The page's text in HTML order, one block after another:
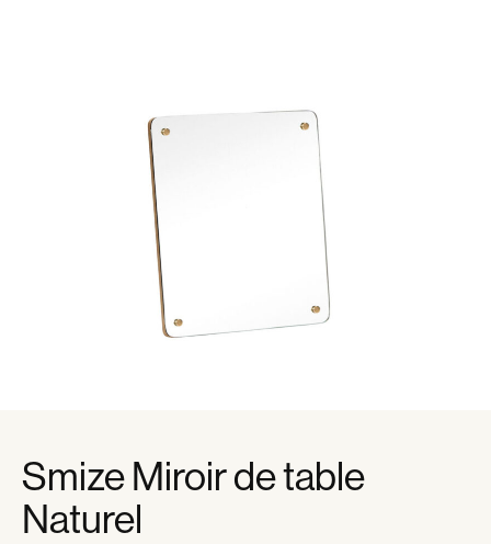
Smize Miroir de table
Naturel